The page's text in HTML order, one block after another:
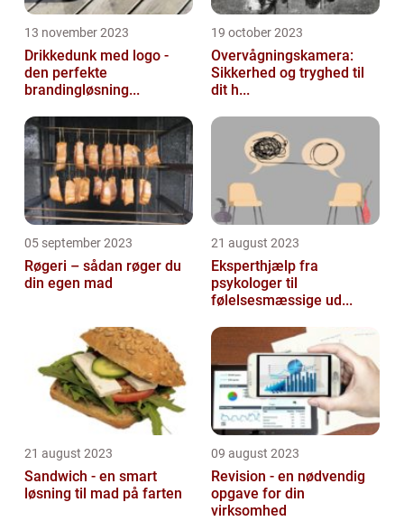
13 november 2023
Drikkedunk med logo -
den perfekte
brandingløsning...
19 october 2023
Overvågningskamera:
Sikkerhed og tryghed til
dit h...
05 september 2023
Røgeri – sådan røger du
din egen mad
21 august 2023
Eksperthjælp fra
psykologer til
følelsesmæssige ud...
21 august 2023
Sandwich - en smart
løsning til mad på farten
09 august 2023
Revision - en nødvendig
opgave for din
virksomhed